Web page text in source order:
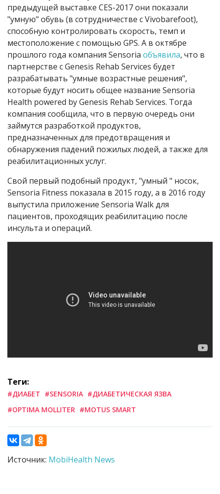
предыдущей выставке CES-2017 они показали
"умную" обувь (в сотрудничестве с Vivobarefoot),
способную контролировать скорость, темп и
местоположение с помощью GPS. А в октябре
прошлого года компания Sensoria объявила, что в
партнерстве с Genesis Rehab Services будет
разрабатывать "умные возрастные решения",
которые будут носить общее название Sensoria
Health powered by Genesis Rehab Services. Тогда
компания сообщила, что в первую очередь они
займутся разработкой продуктов,
предназначенных для предотвращения и
обнаружения падений пожилых людей, а также для
реабилитационных услуг.
Свой первый подобный продукт, "умный " носок,
Sensoria Fitness показала в 2015 году, а в 2016 году
выпустила приложение Sensoria Walk для
пациентов, проходящих реабилитацию после
инсульта и операций.
Теги:
#ДИАБЕТ #SENSORIA #ДИАБЕТИЧЕСКАЯ ЯЗВА
#OPTIMA MOLLITER #MOTUS SMART
Источник: MobiHealth News